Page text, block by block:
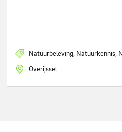
Natuurbeleving, Natuurkennis,
Overijssel